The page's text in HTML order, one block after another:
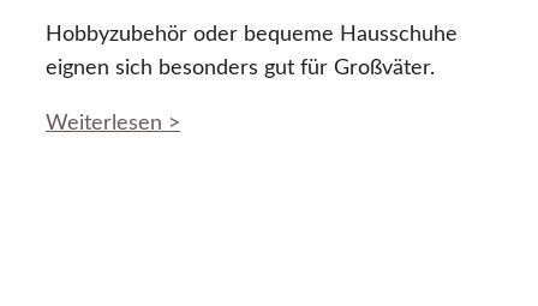
Hobbyzubehör oder bequeme Hausschuhe
eignen sich besonders gut für Großväter.
Weiterlesen >